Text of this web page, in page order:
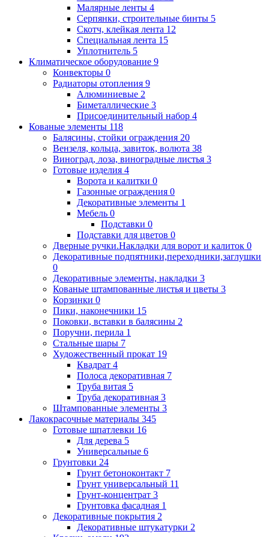
Малярные ленты 4
Серпянки, строительные бинты 5
Скотч, клейкая лента 12
Специальная лента 15
Уплотнитель 5
Климатическое оборудование 9
Конвекторы 0
Радиаторы отопления 9
Алюминиевые 2
Биметаллические 3
Присоединительный набор 4
Кованые элементы 118
Балясины, стойки ограждения 20
Вензеля, кольца, завиток, волюта 38
Виноград, лоза, виноградные листья 3
Готовые изделия 4
Ворота и калитки 0
Газонные ограждения 0
Декоративные элементы 1
Мебель 0
Подставки 0
Подставки для цветов 0
Дверные ручки.Накладки для ворот и калиток 0
Декоративные подпятники,переходники,заглушки
0
Декоративные элементы, накладки 3
Кованые штампованные листья и цветы 3
Корзинки 0
Пики, наконечники 15
Поковки, вставки в балясины 2
Поручни, перила 1
Стальные шары 7
Художественный прокат 19
Квадрат 4
Полоса декоративная 7
Труба витая 5
Труба декоративная 3
Штампованные элементы 3
Лакокрасочные материалы 345
Готовые шпатлевки 16
Для дерева 5
Универсальные 6
Грунтовки 24
Грунт бетоноконтакт 7
Грунт универсальный 11
Грунт-концентрат 3
Грунтовка фасадная 1
Декоративные покрытия 2
Декоративные штукатурки 2